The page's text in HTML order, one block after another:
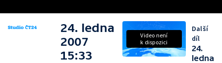
24. ledna
2007
15:33
Video není
k dispozici
Další
díl
24.
ledna